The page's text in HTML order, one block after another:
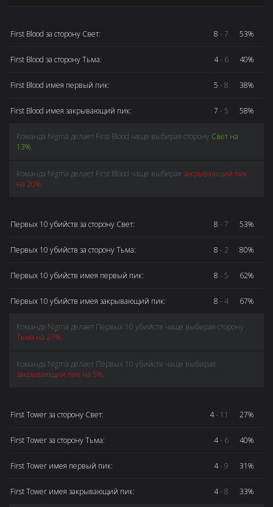
First Blood за сторону Свет: 8 - 7 53%
First Blood за сторону Тьма: 4- 6 40%
First Blood имея первый пик: 5 - 8 38%
First Blood имея закрывающий пик: 7 - 5 58%
Команда Nigma делает First Blood чаще выбирая сторону Свет на
13%.
Команда Nigma делает First Blood чаще выбирая закрывающий пик
на 20%.
Первых 10 убийств за сторону Свет: 8 - 7 53%
Первых 10 убийств за сторону Тьма: 8 - 2 80%
Первых 10 убийств имея первый пик: 8 - 5 62%
Первых 10 убийств имея закрывающий пик: 8 - 4 67%
Команда Nigma делает Первых 10 убийств чаще выбирая сторону
Тьма на 27%.
Команда Nigma делает Первых 10 убийств чаще выбирая
закрывающий пик на 5%.
First Tower за сторону Свет: 4- 11 27%
First Tower за сторону Тьма: 4- 6 40%
First Tower имея первый пик: 4- 9 31%
First Tower имея закрывающий пик: 4- 8 33%